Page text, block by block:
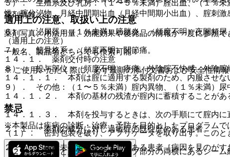
適用上の注意、取扱い上の注意
（適用上の注意）
１４．１． 薬剤交付時の注意
１４．１．１． 本剤は腟に適用する製剤のため、内服させな
１４．１．２． 本剤の基材の残渣が腟内に蓄積することがあ
１４．１．３． 本剤を投与するときは、次の手順にて腟内に
（１）． 密封包装を破り、アプリケータを取り出す。このと
（２）． 親指と人差し指で、バルブ部分の両横にあるシー
５）． 生殖系及び乳房：（１〜５％未満）腟出血、（１％
燥、腟分泌物、月経中間期出血（月経中間期小出血）、腟刺激
６）． 泌尿器：（１％未満）膀胱炎、（頻度不明）夜間頻尿
７）． 筋骨格系：（頻度不明）関節痛。
８）． 投与部位：（頻度不明）疼痛、外陰腟不快感、外陰腟
９）． その他：（１〜５％未満）腟内異物、（１％未満）尿
禁忌
２．１． 本剤の成分に対し過敏症の既往歴のある患者。
２．２． 診断未確定の性器出血のある患者［病因を見のがす
薬剤情報
薬剤写真、用法用量、効能効果や後発品の情報が一度に参照で
一般名、製品名どちらでも検索可能！
※ ご使用いただく際に、必ず最新の添付文書および安全性情
※本製品は疾病の診断・治療・予防を目的としたプログラムで